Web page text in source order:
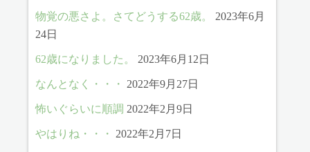
物覚の悪さよ。さてどうする62歳。
2023年6月
24日
62歳になりました。 2023年6月12日
なんとなく・・・ 2022年9月27日
怖いぐらいに順調 2022年2月9日
やはりね・・・ 2022年2月7日